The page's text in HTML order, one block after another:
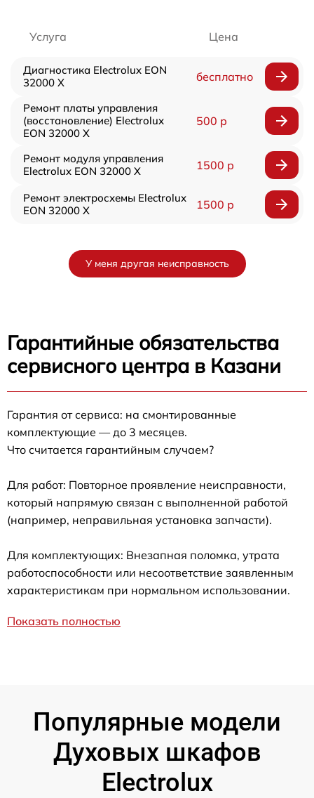
Услуга Цена
Диагностика Electrolux EON
32000 X
бесплатно
Ремонт платы управления
(восстановление) Electrolux
EON 32000 X
500 р
Ремонт модуля управления
Electrolux EON 32000 X
1500 р
Ремонт электросхемы Electrolux
EON 32000 X
1500 р
У меня другая неисправность
Гарантийные обязательства
сервисного центра в Казани
Гарантия от сервиса: на смонтированные
комплектующие — до 3 месяцев.
Что считается гарантийным случаем?
Для работ: Повторное проявление неисправности,
который напрямую связан с выполненной работой
(например, неправильная установка запчасти).
Для комплектующих: Внезапная поломка, утрата
работоспособности или несоответствие заявленным
характеристикам при нормальном использовании.
Показать полностью
Популярные модели
Духовых шкафов
Electrolux